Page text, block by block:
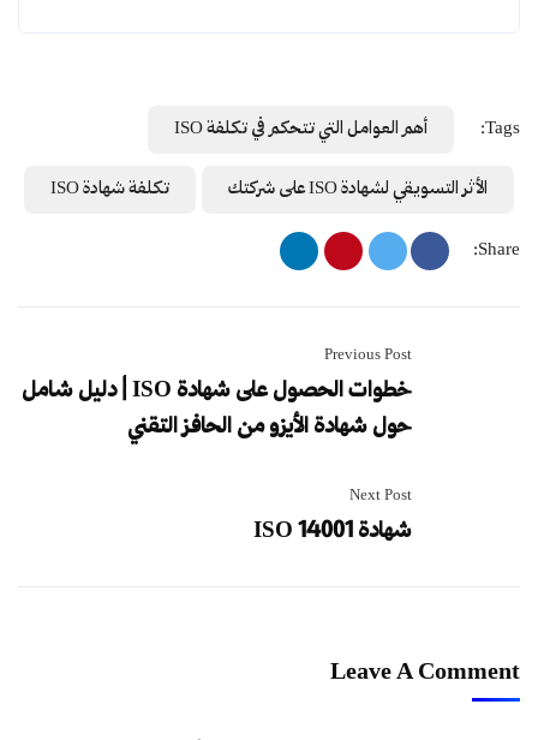
Tags: أهم العوامل التي تتحكم في تكلفة ISO
الأثر التسويقي لشهادة ISO على شركتك تكلفة شهادة ISO
Share:
Previous Post
خطوات الحصول على شهادة ISO | دليل شامل
حول شهادة الأيزو من الحافز التقني
Next Post
شهادة ISO 14001
Leave A Comment